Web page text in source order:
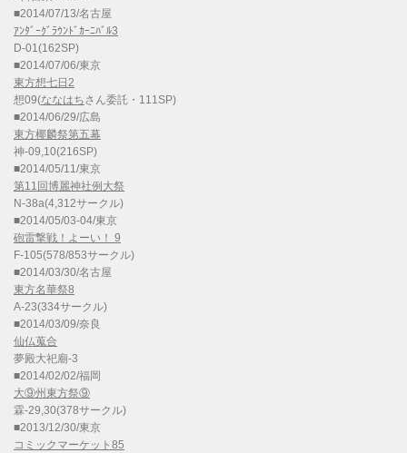
■2014/07/13/名古屋
ｱﾝﾀﾞｰｸﾞﾗｳﾝﾄﾞｶｰﾆﾊﾞﾙ3
D-01(162SP)
■2014/07/06/東京
東方想七日2
想09(ななはちさん委託・111SP)
■2014/06/29/広島
東方椰麟祭第五幕
神-09,10(216SP)
■2014/05/11/東京
第11回博麗神社例大祭
N-38a(4,312サークル)
■2014/05/03-04/東京
砲雷撃戦！よーい！ 9
F-105(578/853サークル)
■2014/03/30/名古屋
東方名華祭8
A-23(334サークル)
■2014/03/09/奈良
仙仏蒐合
夢殿大祀廟-3
■2014/02/02/福岡
大⑨州東方祭⑨
霖-29,30(378サークル)
■2013/12/30/東京
コミックマーケット85